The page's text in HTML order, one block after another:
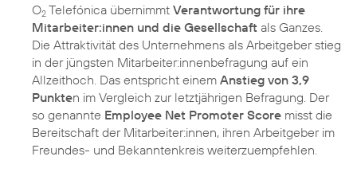
O2 Telefónica übernimmt Verantwortung für ihre
Mitarbeiter:innen und die Gesellschaft als Ganzes.
Die Attraktivität des Unternehmens als Arbeitgeber stieg
in der jüngsten Mitarbeiter:innenbefragung auf ein
Allzeithoch. Das entspricht einem Anstieg von 3,9
Punkten im Vergleich zur letztjährigen Befragung. Der
so genannte Employee Net Promoter Score misst die
Bereitschaft der Mitarbeiter:innen, ihren Arbeitgeber im
Freundes- und Bekanntenkreis weiterzuempfehlen.